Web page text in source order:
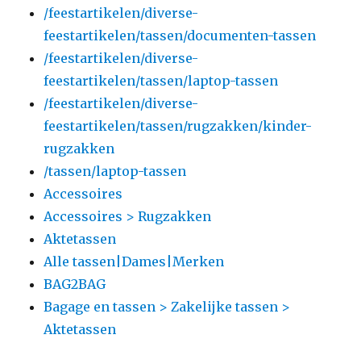
/feestartikelen/diverse-
feestartikelen/tassen/documenten-tassen
/feestartikelen/diverse-
feestartikelen/tassen/laptop-tassen
/feestartikelen/diverse-
feestartikelen/tassen/rugzakken/kinder-
rugzakken
/tassen/laptop-tassen
Accessoires
Accessoires > Rugzakken
Aktetassen
Alle tassen|Dames|Merken
BAG2BAG
Bagage en tassen > Zakelijke tassen >
Aktetassen